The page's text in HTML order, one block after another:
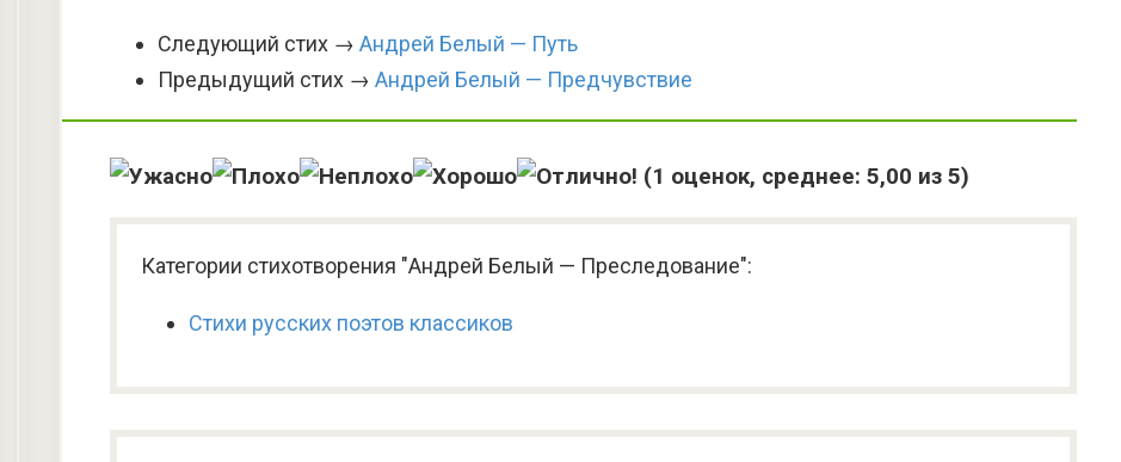
Следующий стих → Андрей Белый — Путь
Предыдущий стих → Андрей Белый — Предчувствие
(1 оценок, среднее: 5,00 из 5)
Категории стихотворения "Андрей Белый — Преследование":
Стихи русских поэтов классиков